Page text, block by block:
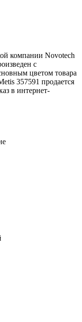
компании Novotech
с
цветом товара
357591 продается
в интернет-